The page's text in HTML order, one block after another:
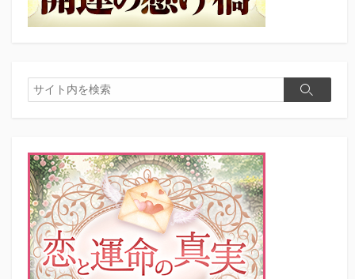
検
索
検